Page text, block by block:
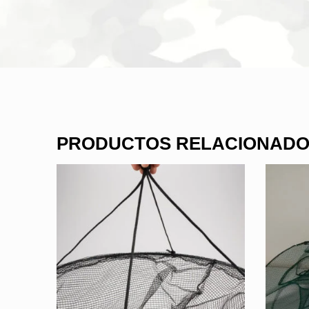
PRODUCTOS